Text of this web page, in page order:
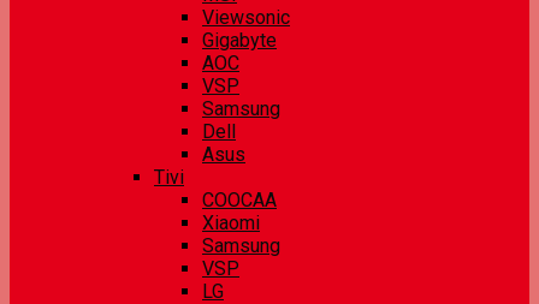
Viewsonic
Gigabyte
AOC
VSP
Samsung
Dell
Asus
Tivi
COOCAA
Xiaomi
Samsung
VSP
LG